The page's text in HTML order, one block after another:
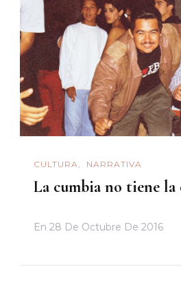
CULTURA NARRATIVA
La cumbia no tiene la
En 28 De Octubre De 2016